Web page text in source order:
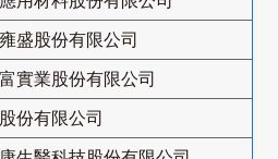
盛股份有限公司
實業股份有限公司
份有限公司